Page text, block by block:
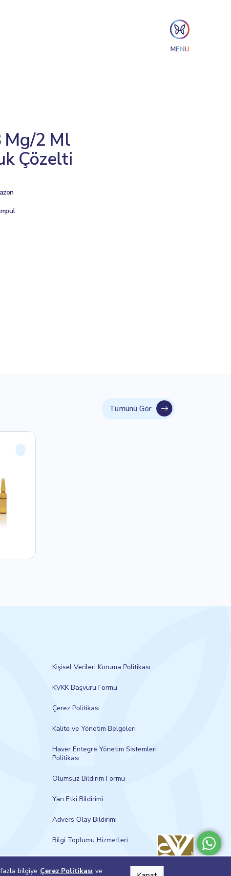
MENU
Mg/2 Ml
Çözelti
Tümünü Gör
Kişisel Verileri Koruma Politikası
KVKK Başvuru Formu
Çerez Politikası
Kalite ve Yönetim Belgeleri
Haver Entegre Yönetim Sistemleri
Politikası
Olumsuz Bildirim Formu
Yan Etki Bildirimi
Advers Olay Bildirimi
Bilgi Toplumu Hizmetleri
bilgiye Çerez Politikası ve